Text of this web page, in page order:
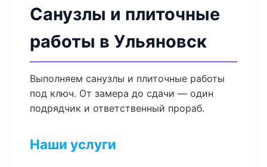
Санузлы и плиточные
работы в Ульяновск
Выполняем санузлы и плиточные работы
под ключ. От замера до сдачи — один
подрядчик и ответственный прораб.
Наши услуги